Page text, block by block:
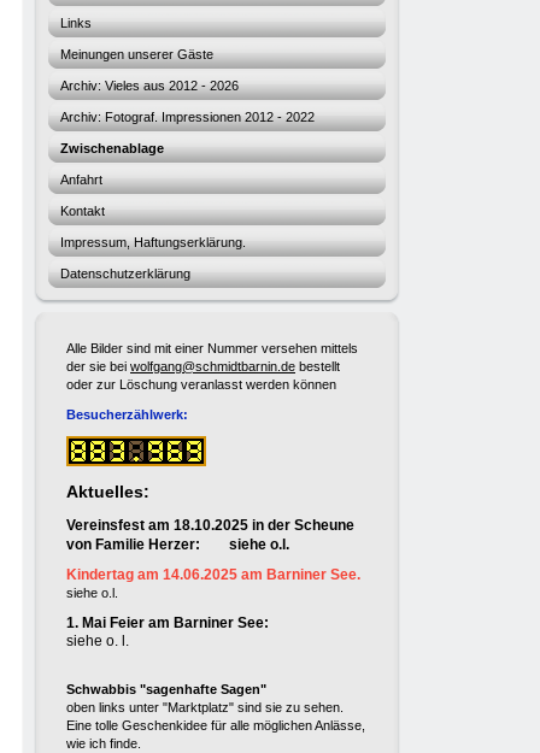
Links
Meinungen unserer Gäste
Archiv: Vieles aus 2012 - 2026
Archiv: Fotograf. Impressionen 2012 - 2022
Zwischenablage
Anfahrt
Kontakt
Impressum, Haftungserklärung.
Datenschutzerklärung
Alle Bilder sind mit einer Nummer versehen mittels
der sie bei wolfgang@schmidtbarnin.de bestellt
oder zur Löschung veranlasst werden können
Besucherzählwerk:
Aktuelles:
Vereinsfest am 18.10.2025 in der Scheune
von Familie Herzer: siehe o.l.
Kindertag am 14.06.2025 am Barniner See.
siehe o.l.
1. Mai Feier am Barniner See:
siehe o. l.
Schwabbis "sagenhafte Sagen"
oben links unter "Marktplatz" sind sie zu sehen.
Eine tolle Geschenkidee für alle möglichen Anlässe,
wie ich finde.